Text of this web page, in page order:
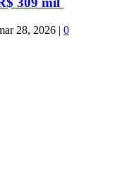
28, 2026 | 0